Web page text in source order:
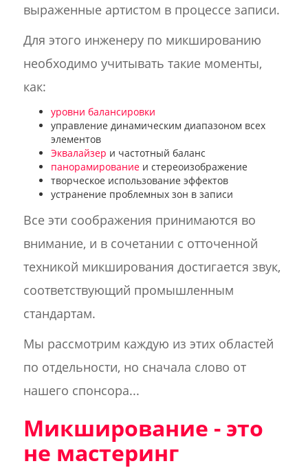
выраженные артистом в процессе записи.
Для этого инженеру по микшированию
необходимо учитывать такие моменты,
как:
уровни балансировки
управление динамическим диапазоном всех
элементов
Эквалайзер и частотный баланс
панорамированиеи стереоизображение
творческое использование эффектов
устранение проблемных зон в записи
Все эти соображения принимаются во
внимание, и в сочетании с отточенной
техникой микширования достигается звук,
соответствующий промышленным
стандартам.
Мы рассмотрим каждую из этих областей
по отдельности, но сначала слово от
нашего спонсора...
Микширование - это
не мастеринг